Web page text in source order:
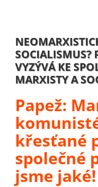
SOCIALISMUS?
VYZÝVÁ KE
MARXISTY A
Papež:
křesťané
společné
jsme jaké!